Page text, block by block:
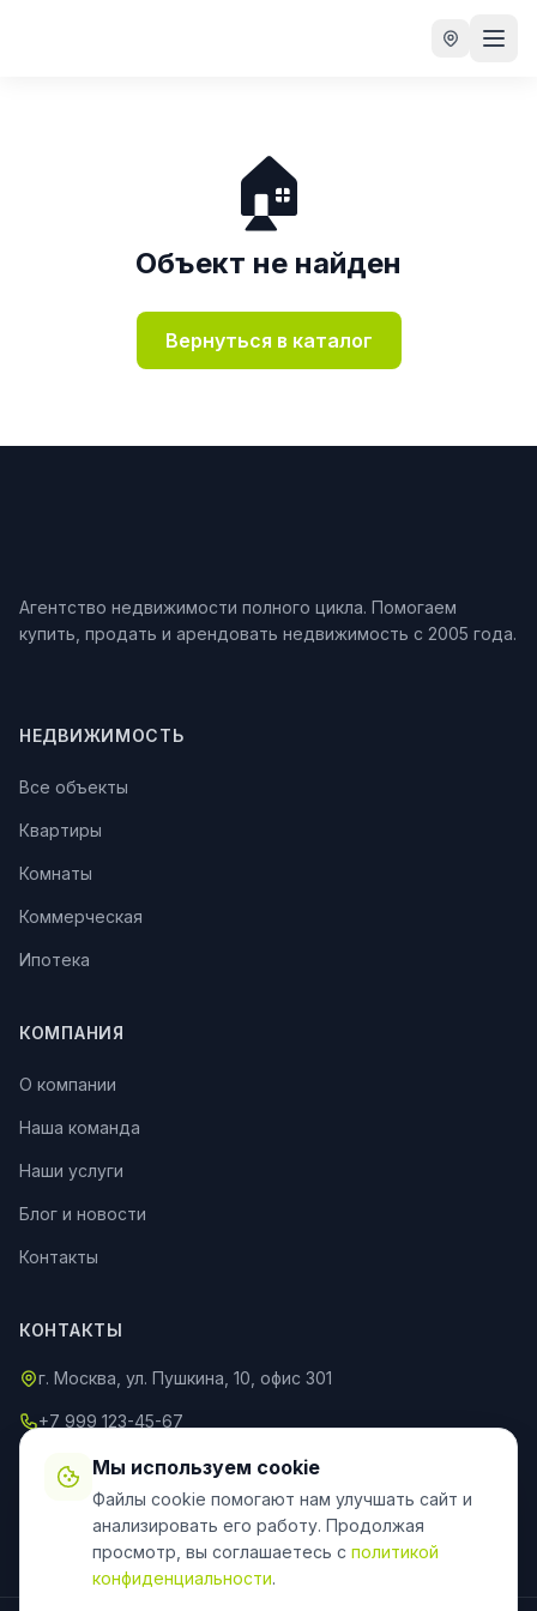
🏠
Объект не найден
Вернуться в каталог
Агентство недвижимости полного цикла. Помогаем
купить, продать и арендовать недвижимость с 2005 года.
НЕДВИЖИМОСТЬ
Все объекты
Квартиры
Комнаты
Коммерческая
Ипотека
КОМПАНИЯ
О компании
Наша команда
Наши услуги
Блог и новости
Контакты
КОНТАКТЫ
г. Москва, ул. Пушкина, 10, офис 301
+7 999 123-45-67
info@an-partner.ru
Пн–Пт: 9:00–20:00, Сб–Вс: 10:00–18:00
Мы используем cookie
Файлы cookie помогают нам улучшать сайт и
анализировать его работу. Продолжая
просмотр, вы соглашаетесь с политикой
конфиденциальности.